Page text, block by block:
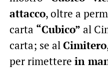
attacco, oltre a
carta “Cubico” al
carta; se alCimitero
per rimettere in